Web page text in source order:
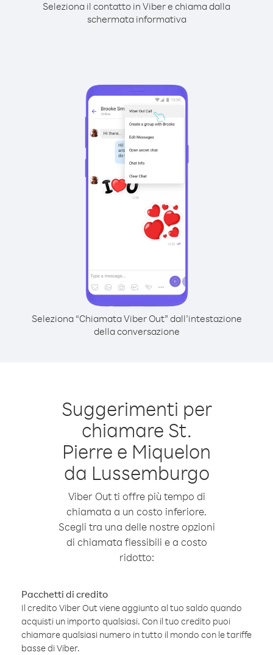
Seleziona il contatto in Viber e chiama dalla
schermata informativa
Seleziona “Chiamata Viber Out” dall’intestazione
della conversazione
Suggerimenti per
chiamare St.
Pierre e Miquelon
da Lussemburgo
Viber Out ti offre più tempo di
chiamata a un costo inferiore.
Scegli tra una delle nostre opzioni
di chiamata flessibili e a costo
ridotto:
Pacchetti di credito
Il credito Viber Out viene aggiunto al tuo saldo quando
acquisti un importo qualsiasi. Con il tuo credito puoi
chiamare qualsiasi numero in tutto il mondo con le tariffe
basse di Viber.